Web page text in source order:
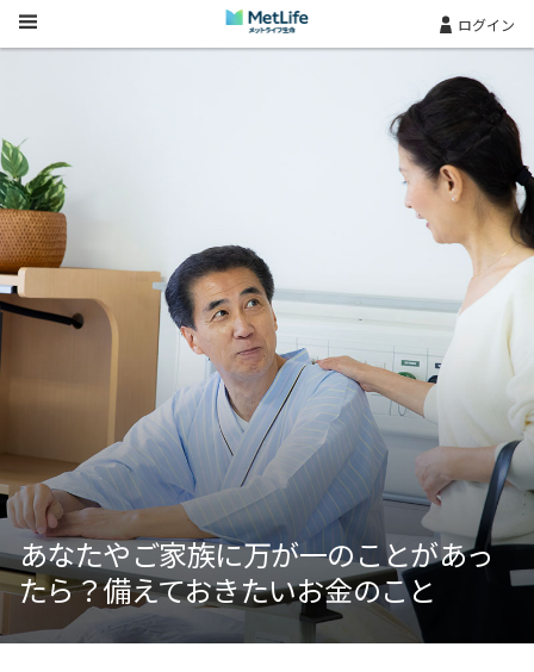
Skip Navigation ログイン
あなたやご家族に万が一のことがあっ
たら？備えておきたいお金のこと